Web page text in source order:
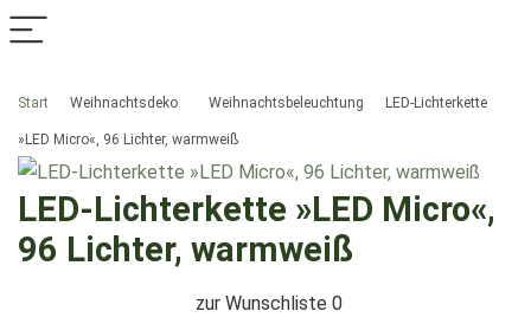
Start Weihnachtsdeko Weihnachtsbeleuchtung LED-Lichterkette
»LED Micro«, 96 Lichter, warmweiß
LED-Lichterkette »LED Micro«,
96 Lichter, warmweiß
zur Wunschliste 0